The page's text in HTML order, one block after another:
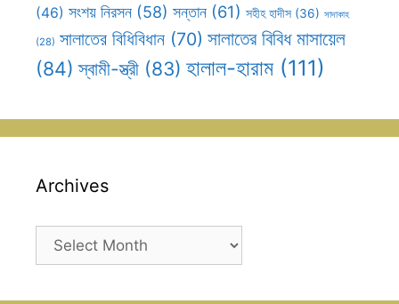
(46) সংশয় নিরসন (58) সন্তান (61) সহীহ হাদীস (36) সাদাকাহ
(28) সালাতের বিধিবিধান (70) সালাতের বিবিধ মাসায়েল
(84) স্বামী-স্ত্রী (83) হালাল-হারাম (111)
Archives
Archives